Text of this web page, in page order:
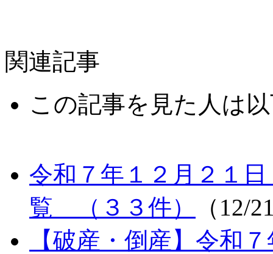
関連記事
この記事を見た人は
令和７年１２月２１
覧 （３３件）
（12/
【破産・倒産】令和